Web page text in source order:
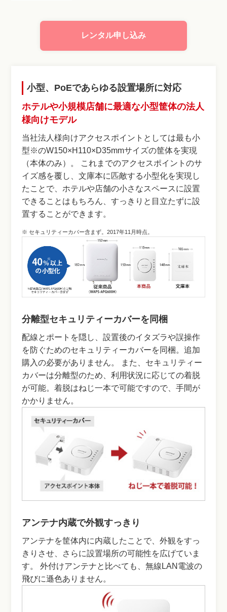
レンタル申し込み
小型、PoEであらゆる設置場所に対応
ホテルや小規模店舗に最適な小型筐体の法人
様向けモデル
当社法人様向けアクセスポイントとしては最も小
型※のW150×H110×D35mmサイズの筐体を実現
（本体のみ）。 これまでのアクセスポイントのサ
イズ感を覆し、文庫本に匹敵する小型化を実現し
たことで、ホテルや店舗の小さなスペースに設置
できることはもちろん、すっきりと目立たずに設
置することができます。
※ セキュリティーカバー含まず。2017年11月時点。
分離型セキュリティーカバーを同梱
配線とポートを隠し、設置後のイタズラや誤操作
を防ぐためのセキュリティーカバーを同梱。追加
購入の必要がありません。 また、セキュリティー
カバーは分離型のため、利用状況に応じての着脱
が可能。着脱はねじ一本で可能ですので、手間が
かかりません。
アンテナ内蔵で外観すっきり
アンテナを筐体内に内蔵したことで、外観をすっ
きりさせ、さらに設置場所の可能性を広げていま
す。 外付けアンテナと比べても、無線LAN電波の
飛びに遜色ありません。